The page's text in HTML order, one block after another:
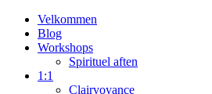
Velkommen
Blog
Workshops
Spirituel aften
1:1
Clairvoyance